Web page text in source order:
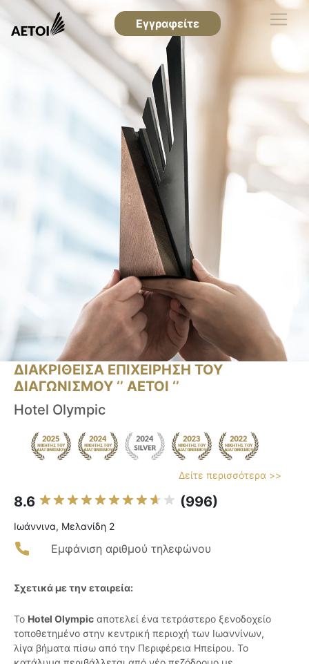
Εγγραφείτε
ΔΙΑΚΡΙΘΕΙΣΑ ΕΠΙΧΕΙΡΗΣΗ ΤΟΥ
ΔΙΑΓΩΝΙΣΜΟΥ ‘’ ΑΕΤΟΙ ‘’
Hotel Olympic
Δείτε περισσότερα >>
8.6 (996)
Ιωάννινα, Μελανίδη 2
Εμφάνιση αριθμού τηλεφώνου
Σχετικά με την εταιρεία:
Το Hotel Olympic αποτελεί ένα τετράστερο ξενοδοχείο
τοποθετημένο στην κεντρική περιοχή των Ιωαννίνων,
λίγα βήματα πίσω από την Περιφέρεια Ηπείρου. Το